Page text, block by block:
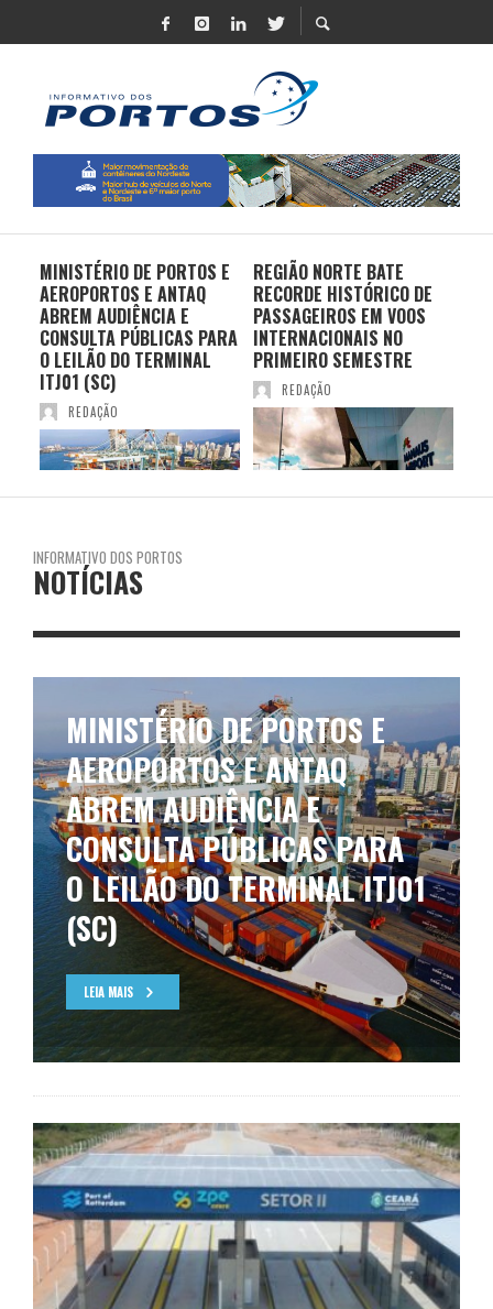
MINISTÉRIO DE PORTOS E
AEROPORTOS E ANTAQ
ABREM AUDIÊNCIA E
CONSULTA PÚBLICAS PARA
O LEILÃO DO TERMINAL
ITJ01 (SC)
REDAÇÃO
REGIÃO NORTE BATE
RECORDE HISTÓRICO DE
PASSAGEIROS EM VOOS
INTERNACIONAIS NO
PRIMEIRO SEMESTRE
REDAÇÃO
INFORMATIVO DOS PORTOS
NOTÍCIAS
MINISTÉRIO DE PORTOS E
AEROPORTOS E ANTAQ
ABREM AUDIÊNCIA E
CONSULTA PÚBLICAS PARA
O LEILÃO DO TERMINAL ITJ01
(SC)
LEIA MAIS